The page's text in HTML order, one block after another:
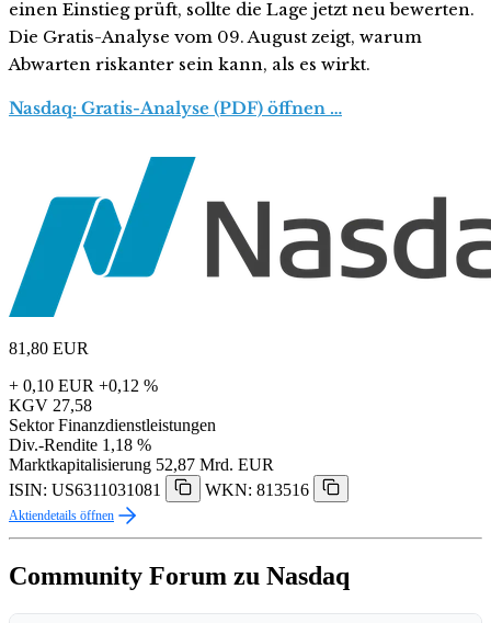
einen Einstieg prüft, sollte die Lage jetzt neu bewerten.
Die Gratis-Analyse vom 09. August zeigt, warum
Abwarten riskanter sein kann, als es wirkt.
Nasdaq: Gratis-Analyse (PDF) öffnen …
81,80 EUR
+ 0,10 EUR +0,12 %
KGV 27,58
Sektor Finanzdienstleistungen
Div.-Rendite 1,18 %
Marktkapitalisierung 52,87 Mrd. EUR
ISIN: US6311031081
WKN: 813516
Aktiendetails öffnen
Community Forum zu Nasdaq